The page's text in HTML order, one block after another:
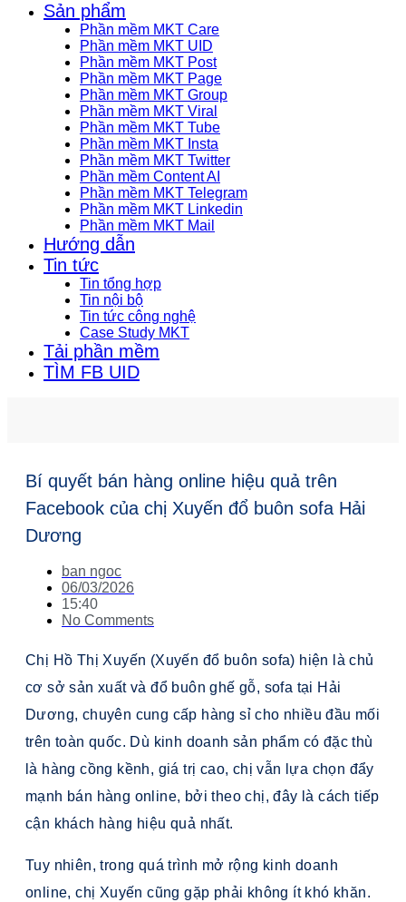
Sản phẩm
Phần mềm MKT Care
Phần mềm MKT UID
Phần mềm MKT Post
Phần mềm MKT Page
Phần mềm MKT Group
Phần mềm MKT Viral
Phần mềm MKT Tube
Phần mềm MKT Insta
Phần mềm MKT Twitter
Phần mềm Content AI
Phần mềm MKT Telegram
Phần mềm MKT Linkedin
Phần mềm MKT Mail
Hướng dẫn
Tin tức
Tin tổng hợp
Tin nội bộ
Tin tức công nghệ
Case Study MKT
Tải phần mềm
TÌM FB UID
Bí quyết bán hàng online hiệu quả trên
Facebook của chị Xuyến đổ buôn sofa Hải
Dương
ban ngoc
06/03/2026
15:40
No Comments
Chị Hồ Thị Xuyến (Xuyến đổ buôn sofa) hiện là chủ
cơ sở sản xuất và đổ buôn ghế gỗ, sofa tại Hải
Dương, chuyên cung cấp hàng sỉ cho nhiều đầu mối
trên toàn quốc. Dù kinh doanh sản phẩm có đặc thù
là hàng cồng kềnh, giá trị cao, chị vẫn lựa chọn đẩy
mạnh bán hàng online, bởi theo chị, đây là cách tiếp
cận khách hàng hiệu quả nhất.
Tuy nhiên, trong quá trình mở rộng kinh doanh
online, chị Xuyến cũng gặp phải không ít khó khăn.